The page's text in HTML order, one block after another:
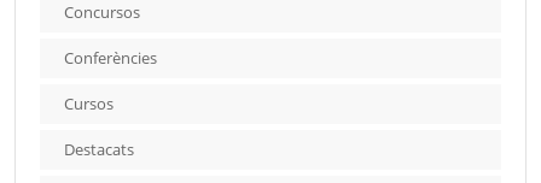
Concursos
Conferències
Cursos
Destacats